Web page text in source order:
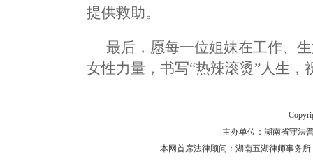
提供救助。
最后，愿每一位姐妹在工作、
女性力量，书写“热辣滚烫”人生
主办单位：湖南省守法
本网首席法律顾问：湖南五湖律师事务所